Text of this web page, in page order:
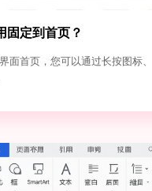
固定到首页？
面首页，您可以通过长按图标